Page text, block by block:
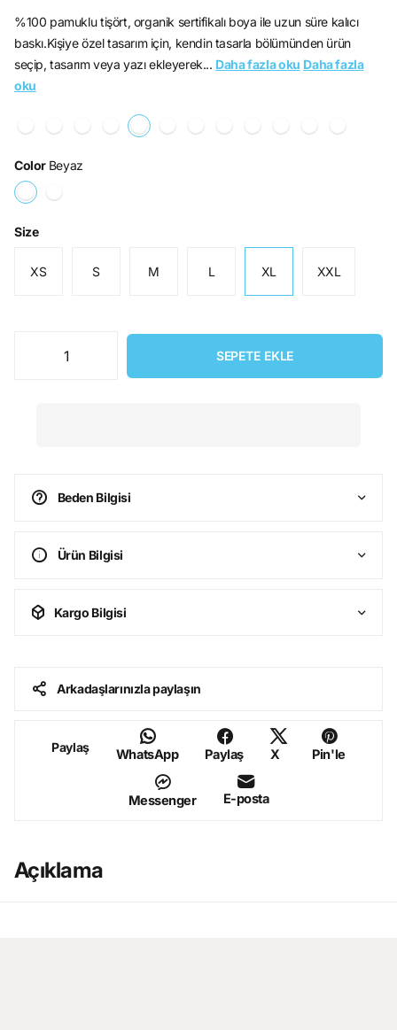
%100 pamuklu tişört, organik sertifikalı boya ile uzun süre kalıcı
baskı.Kişiye özel tasarım için, kendin tasarla bölümünden ürün
seçip, tasarım veya yazı ekleyerek... Daha fazla oku Daha fazla
oku
Color Beyaz
Size
XS S M L XL XXL
SEPETE EKLE
Beden Bilgisi
Ürün Bilgisi
Kargo Bilgisi
Arkadaşlarınızla paylaşın
Paylaş WhatsApp Paylaş X Pin'le
Messenger E-posta
Açıklama